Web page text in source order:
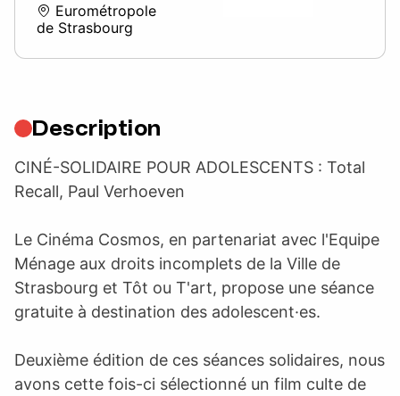
Eurométropole
de Strasbourg
Description
CINÉ-SOLIDAIRE POUR ADOLESCENTS : Total
Recall, Paul Verhoeven
Le Cinéma Cosmos, en partenariat avec l'Equipe
Ménage aux droits incomplets de la Ville de
Strasbourg et Tôt ou T'art, propose une séance
gratuite à destination des adolescent·es.
Deuxième édition de ces séances solidaires, nous
avons cette fois-ci sélectionné un film culte de